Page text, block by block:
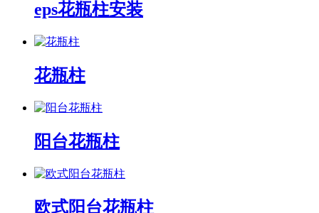
eps花瓶柱安装
花瓶柱
阳台花瓶柱
欧式阳台花瓶柱